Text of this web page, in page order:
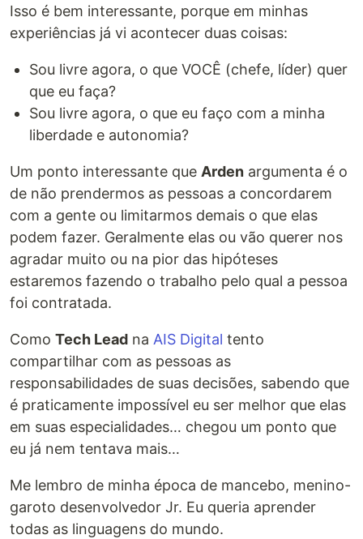
Isso é bem interessante, porque em minhas
experiências já vi acontecer duas coisas:
Sou livre agora, o que VOCÊ (chefe, líder) quer
que eu faça?
Sou livre agora, o que eu faço com a minha
liberdade e autonomia?
Um ponto interessante que Arden argumenta é o
de não prendermos as pessoas a concordarem
com a gente ou limitarmos demais o que elas
podem fazer. Geralmente elas ou vão querer nos
agradar muito ou na pior das hipóteses
estaremos fazendo o trabalho pelo qual a pessoa
foi contratada.
Como Tech Lead na AIS Digital tento
compartilhar com as pessoas as
responsabilidades de suas decisões, sabendo que
é praticamente impossível eu ser melhor que elas
em suas especialidades… chegou um ponto que
eu já nem tentava mais…
Me lembro de minha época de mancebo, menino-
garoto desenvolvedor Jr. Eu queria aprender
todas as linguagens do mundo.